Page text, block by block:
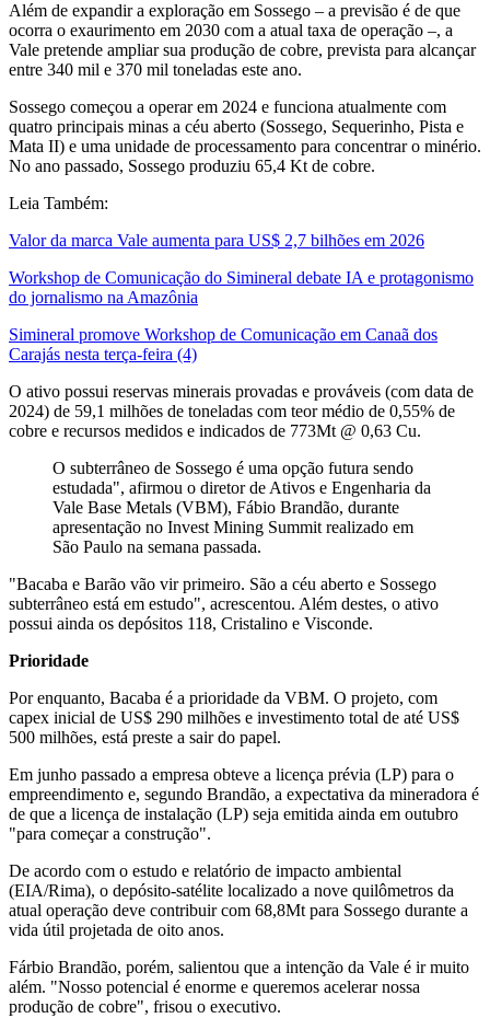
Além de expandir a exploração em Sossego – a previsão é de que
ocorra o exaurimento em 2030 com a atual taxa de operação –, a
Vale pretende ampliar sua produção de cobre, prevista para alcançar
entre 340 mil e 370 mil toneladas este ano.
Sossego começou a operar em 2024 e funciona atualmente com
quatro principais minas a céu aberto (Sossego, Sequerinho, Pista e
Mata II) e uma unidade de processamento para concentrar o minério.
No ano passado, Sossego produziu 65,4 Kt de cobre.
Leia Também:
Valor da marca Vale aumenta para US$ 2,7 bilhões em 2026
Workshop de Comunicação do Simineral debate IA e protagonismo
do jornalismo na Amazônia
Simineral promove Workshop de Comunicação em Canaã dos
Carajás nesta terça-feira (4)
O ativo possui reservas minerais provadas e prováveis (com data de
2024) de 59,1 milhões de toneladas com teor médio de 0,55% de
cobre e recursos medidos e indicados de 773Mt @ 0,63 Cu.
O subterrâneo de Sossego é uma opção futura sendo
estudada", afirmou o diretor de Ativos e Engenharia da
Vale Base Metals (VBM), Fábio Brandão, durante
apresentação no Invest Mining Summit realizado em
São Paulo na semana passada.
"Bacaba e Barão vão vir primeiro. São a céu aberto e Sossego
subterrâneo está em estudo", acrescentou. Além destes, o ativo
possui ainda os depósitos 118, Cristalino e Visconde.
Prioridade
Por enquanto, Bacaba é a prioridade da VBM. O projeto, com
capex inicial de US$ 290 milhões e investimento total de até US$
500 milhões, está preste a sair do papel.
Em junho passado a empresa obteve a licença prévia (LP) para o
empreendimento e, segundo Brandão, a expectativa da mineradora é
de que a licença de instalação (LP) seja emitida ainda em outubro
"para começar a construção".
De acordo com o estudo e relatório de impacto ambiental
(EIA/Rima), o depósito-satélite localizado a nove quilômetros da
atual operação deve contribuir com 68,8Mt para Sossego durante a
vida útil projetada de oito anos.
Fárbio Brandão, porém, salientou que a intenção da Vale é ir muito
além. "Nosso potencial é enorme e queremos acelerar nossa
produção de cobre", frisou o executivo.